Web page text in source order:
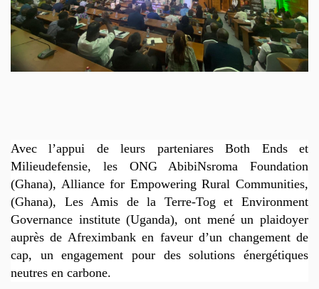
HISTOIRES
ET
CAMPAGNES
Avec l’appui de leurs parteniares Both Ends et
Milieudefensie, les ONG AbibiNsroma Foundation
(Ghana), Alliance for Empowering Rural Communities,
(Ghana), Les Amis de la Terre-Tog et Environment
Governance institute (Uganda), ont mené un plaidoyer
auprès de Afreximbank en faveur d’un changement de
cap, un engagement pour des solutions énergétiques
neutres en carbone.